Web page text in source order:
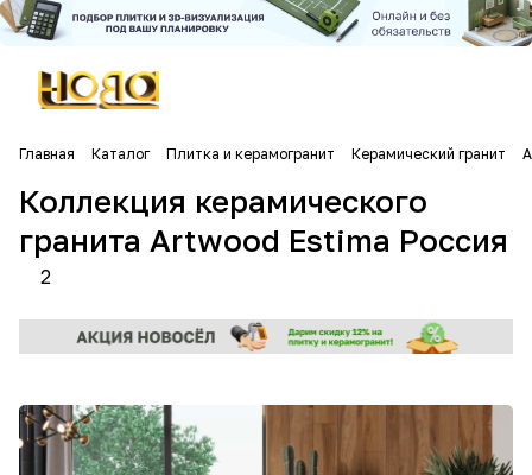
Главная Каталог Плитка и керамогранит Керамический гранит
Коллекция керамического
гранита Artwood Estima Россия
2